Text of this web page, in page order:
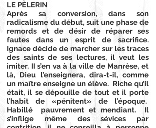
LE PÈLERIN
Après sa conversion, dans son
radicalisme du début, suit une phase de
remords et de désir de réparer ses
fautes dans un esprit de sacrifice.
Ignace décide de marcher sur les traces
des saints de ses lectures, il veut les
imiter. II s’en va à la ville de Manrèse, et
là, Dieu l’enseignera, dira-t-il, comme
un maître enseigne un élève. Riche qu’il
était, il se dépouille de tout et il porte
l’habit de «pénitent» de l’époque.
Habillé pauvrement et mendiant. Il
s’inflige même des sévices par